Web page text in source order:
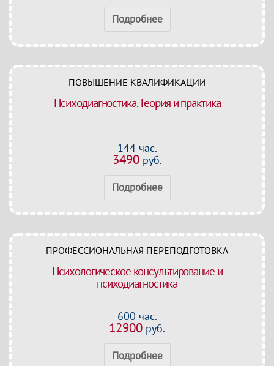
Подробнее
ПОВЫШЕНИЕ КВАЛИФИКАЦИИ
Психодиагностика. Теория и практика
144 час.
3490руб.
Подробнее
ПРОФЕССИОНАЛЬНАЯ ПЕРЕПОДГОТОВКА
Психологическое консультирование и
психодиагностика
600 час.
12900 руб.
Подробнее